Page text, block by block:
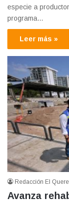
especie a
programa…
Leer más »
Redacción El
Avanza